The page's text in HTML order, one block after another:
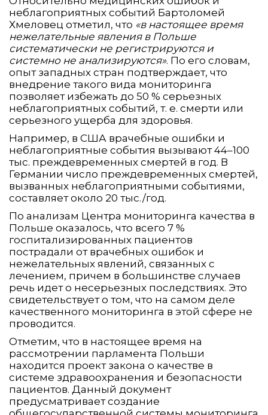
неблагоприятных событий Бартоломей
Хмеловец отметил, что «в настоящее время
нежелательные явления в Польше
систематически не регистрируются и
системно не анализируются». По его словам,
опыт западных стран подтверждает, что
внедрение такого вида мониторинга
позволяет избежать до 50 % серьезных
неблагоприятных событий, т. е. смерти или
серьезного ущерба для здоровья.
Например, в США врачебные ошибки и
неблагоприятные события вызывают 44–100
тыс. преждевременных смертей в год. В
Германии число преждевременных смертей,
вызванных неблагоприятными событиями,
составляет около 20 тыс./год.
По анализам Центра мониторинга качества в
Польше оказалось, что всего 7 %
госпитализированных пациентов
пострадали от врачебных ошибок и
нежелательных явлений, связанных с
лечением, причем в большинстве случаев
речь идет о несерьезных последствиях. Это
свидетельствует о том, что на самом деле
качественного мониторинга в этой сфере не
проводится.
Отметим, что в настоящее время на
рассмотрении парламента Польши
находится проект закона о качестве в
системе здравоохранения и безопасности
пациентов. Данный документ
предусматривает создание